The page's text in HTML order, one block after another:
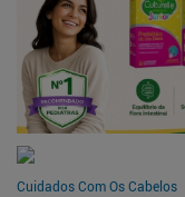
Cuidados Com Os Cabelos
5º fralda geriatrica